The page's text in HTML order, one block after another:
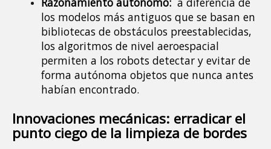
los modelos más antiguos que se basan en
bibliotecas de obstáculos preestablecidas,
los algoritmos de nivel aeroespacial
permiten a los robots detectar y evitar de
forma autónoma objetos que nunca antes
habían encontrado.
Innovaciones mecánicas: erradicar el
punto ciego de la limpieza de bordes